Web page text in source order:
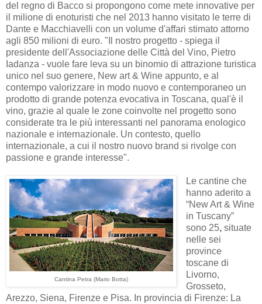
del regno di Bacco si propongono come mete innovative per
il milione di enoturisti che nel 2013 hanno visitato le terre di
Dante e Macchiavelli con un volume d'affari stimato attorno
agli 850 milioni di euro. "Il nostro progetto - spiega il
presidente dell'Associazione delle Città del Vino, Pietro
Iadanza - vuole fare leva su un binomio di attrazione turistica
unico nel suo genere, New art & Wine appunto, e al
contempo valorizzare in modo nuovo e contemporaneo un
prodotto di grande potenza evocativa in Toscana, qual'è il
vino, grazie al quale le zone coinvolte nel progetto sono
considerate tra le più interessanti nel panorama enologico
nazionale e internazionale. Un contesto, quello
internazionale, a cui il nostro nuovo brand si rivolge con
passione e grande interesse".
Cantina Petra (Mario Botta)
Le cantine che
hanno aderito a
“New Art & Wine
in Tuscany”
sono 25,situate
nelle sei
province
toscane di
Livorno,
Grosseto,
Arezzo, Siena, Firenze e Pisa. In provincia di Firenze: La